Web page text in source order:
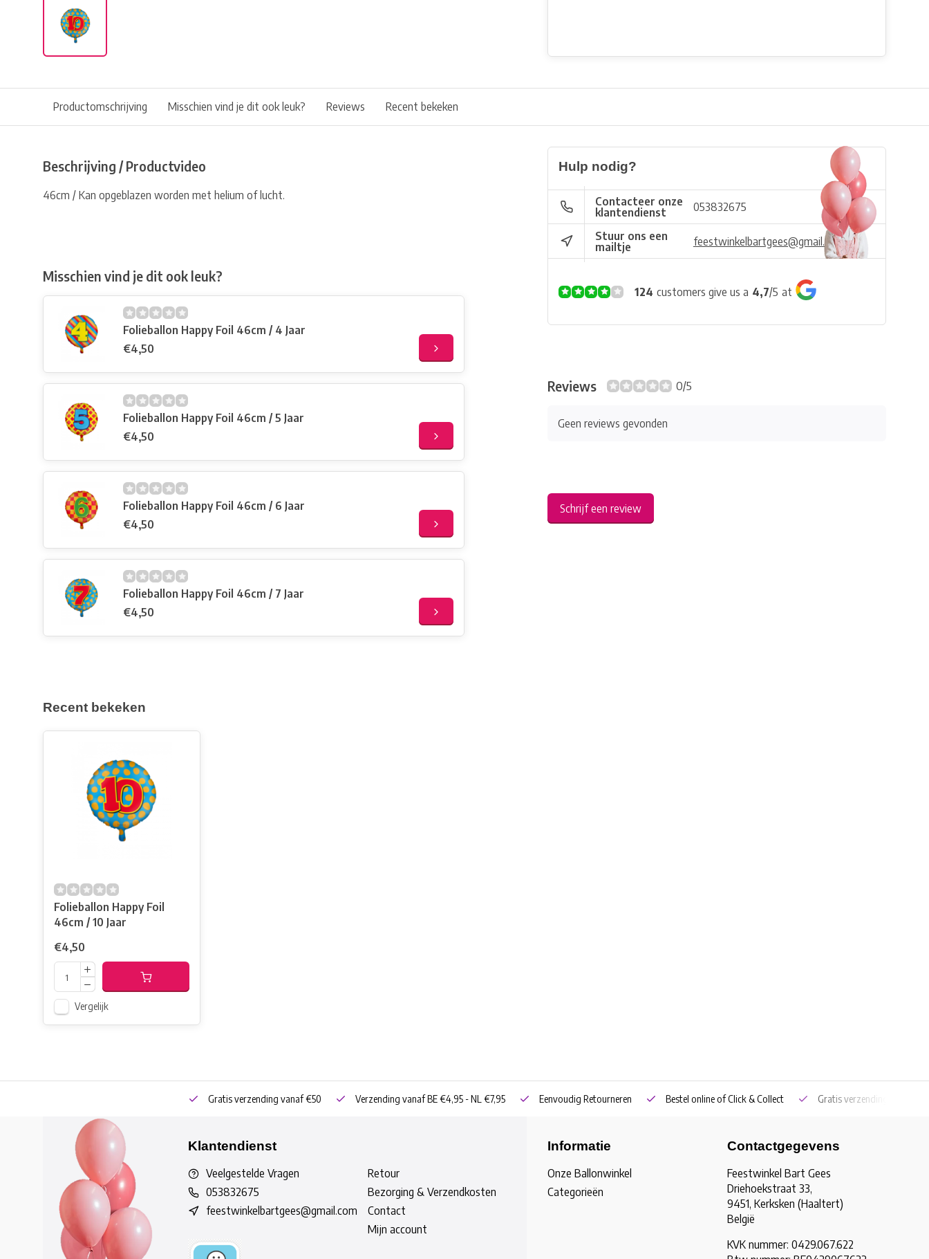
Productomschrijving Misschien vind je dit ook leuk? Reviews Recent bekeken
Beschrijving / Productvideo
46cm / Kan opgeblazen worden met helium of lucht.
Misschien vind je dit ook leuk?
Folieballon Happy Foil 46cm / 4 Jaar
€4,50
Folieballon Happy Foil 46cm / 5 Jaar
€4,50
Folieballon Happy Foil 46cm / 6 Jaar
€4,50
Folieballon Happy Foil 46cm / 7 Jaar
€4,50
Hulp nodig?
Contacteer onze
klantendienst
053832675
Stuur ons een
mailtje
feestwinkelbartgees@gmail.com
124 customers give us a 4,7/5 at
Reviews 0/5
Geen reviews gevonden
Schrijf een review
Recent bekeken
Folieballon Happy Foil
46cm / 10 Jaar
€4,50
Vergelijk
Gratis verzending vanaf €50 Verzending vanaf BE €4,95 - NL €7,95 Eenvoudig Retourneren Bestel online of Click & Collect Gratis verzending vanaf
Klantendienst
Veelgestelde Vragen
053832675
feestwinkelbartgees@gmail.com
Retour
Bezorging & Verzendkosten
Contact
Mijn account
Informatie
Onze Ballonwinkel
Categorieën
Contactgegevens
Feestwinkel Bart Gees
Driehoekstraat 33,
9451, Kerksken (Haaltert)
België
KVK nummer: 0429.067.622